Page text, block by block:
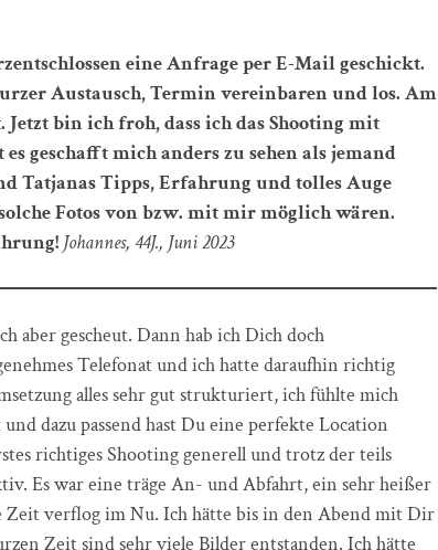
eine Anfrage per E-Mail geschickt.
Austausch, Termin vereinbaren und los. Am
bin ich froh, dass ich das Shooting mit
geschafft mich anders zu sehen als jemand
Tatjanas Tipps, Erfahrung und tolles Auge
Fotos von bzw. mit mir möglich wären.
Johannes, 44J., Juni 2023
aber gescheut. Dann hab ich Dich doch
Telefonat und ich hatte daraufhin richtig
alles sehr gut strukturiert, ich fühlte mich
dazu passend hast Du eine perfekte Location
richtiges Shooting generell und trotz der teils
Es war eine träge An- und Abfahrt, ein sehr heißer
Zeit verflog im Nu. Ich hätte bis in den Abend mit Dir
Zeit sind sehr viele Bilder entstanden. Ich hätte